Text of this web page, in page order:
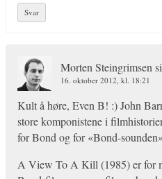
Svar
Morten Steingrimsen
16. oktober 2012, kl. 18:21
Kult å høre, Even B! :) John
store komponistene i
for Bond og for «Bond-
A View To A Kill (1985) er for